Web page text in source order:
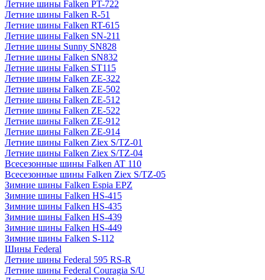
Летние шины Falken PT-722
Летние шины Falken R-51
Летние шины Falken RT-615
Летние шины Falken SN-211
Летние шины Sunny SN828
Летние шины Falken SN832
Летние шины Falken ST115
Летние шины Falken ZE-322
Летние шины Falken ZE-502
Летние шины Falken ZE-512
Летние шины Falken ZE-522
Летние шины Falken ZE-912
Летние шины Falken ZE-914
Летние шины Falken Ziex S/TZ-01
Летние шины Falken Ziex S/TZ-04
Всесезонные шины Falken AT 110
Всесезонные шины Falken Ziex S/TZ-05
Зимние шины Falken Espia EPZ
Зимние шины Falken HS-415
Зимние шины Falken HS-435
Зимние шины Falken HS-439
Зимние шины Falken HS-449
Зимние шины Falken S-112
Шины Federal
Летние шины Federal 595 RS-R
Летние шины Federal Couragia S/U